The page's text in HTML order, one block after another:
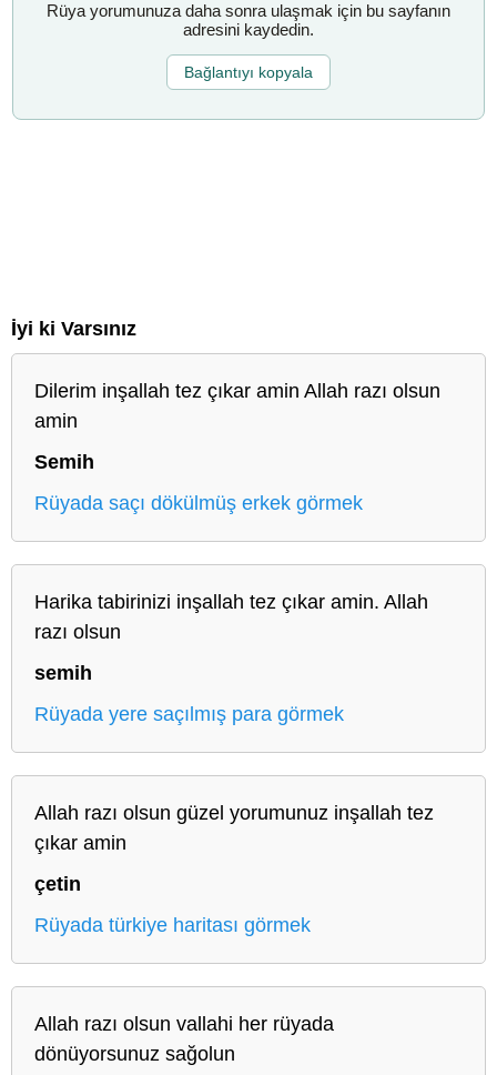
Rüya yorumunuza daha sonra ulaşmak için bu sayfanın
adresini kaydedin.
Bağlantıyı kopyala
İyi ki Varsınız
Dilerim inşallah tez çıkar amin Allah razı olsun
amin
Semih
Rüyada saçı dökülmüş erkek görmek
Harika tabirinizi inşallah tez çıkar amin. Allah
razı olsun
semih
Rüyada yere saçılmış para görmek
Allah razı olsun güzel yorumunuz inşallah tez
çıkar amin
çetin
Rüyada türkiye haritası görmek
Allah razı olsun vallahi her rüyada
dönüyorsunuz sağolun